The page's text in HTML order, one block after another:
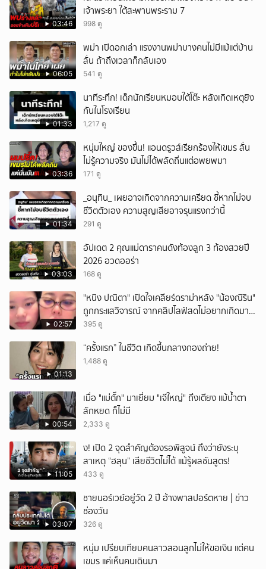
03:46
เจ้าพระยา ใต้สะพานพระราม 7
998 ดู
06:05
พม่า เปิดอกเล่า แรงงานพม่าบางคนไม่มีแม้แต่บ้าน
ลั่น ถ้าถึงเวลาก็กลับเอง
541 ดู
01:33
นาทีระทึก! เด็กนักเรียนหมอบใต้โต๊ะ หลังเกิดเหตุยิง
กันในโรงเรียน
1,217 ดู
03:36
หนุ่มใหญ่ ของขึ้น! แอนดรูวส์เรียกร้องให้เขมร ลั่น
ไม่รู้ความจริง มันไม่ได้พลัดถิ่นแต่อพยพมา
171 ดู
01:34
_อนุทิน_ เผยอาจเกิดจากความเครียด ชี้หากไม่จบ
ชีวิตตัวเอง ความสูญเสียอาจรุนแรงกว่านี้
291 ดู
03:03
อัปเดต 2 คุณแม่ดาราคนดังท้องลูก 3 ท้องสวยปี
2026 อวดออร่า
168 ดู
02:57
"หนิง ปณิตา" เปิดใจเคลียร์ดราม่าหลัง "น้องณิริน"
ถูกกระแสวิจารณ์ จากคลิปไลฟ์สดไม่อยากเกิดมา
หน้าเหมือนพ่อ
395 ดู
01:13
“ครั้งแรก” ในชีวิต เกิดขึ้นกลางกองถ่าย!
1,488 ดู
00:54
เมื่อ "แม่ตั๊ก" มาเยี่ยม "เจ๊ใหญ่" ถึงเตียง แม้น้ำตา
สักหยด ก็ไม่มี
2,333 ดู
11:05
ึ้ง! เปิด 2 จุดสำคัญต้องรอพิสูจน์ ถึงว่ายังระบุ
สาเหตุ “ฮลุน” เสียชีวิตไม่ได้ แม้รู้ผลชันสูตร!
433 ดู
03:07
ชายนอร์เวย์อยู่วัด 2 ปี อ้างพาสปอร์ตหาย | ข่าว
ช่องวัน
326 ดู
หนุ่ม เปรียบเทียบคนลาวสอนลูกไม่ให้ขอเงิน แต่คน
เขมร แค่เห็นคนเดินมา